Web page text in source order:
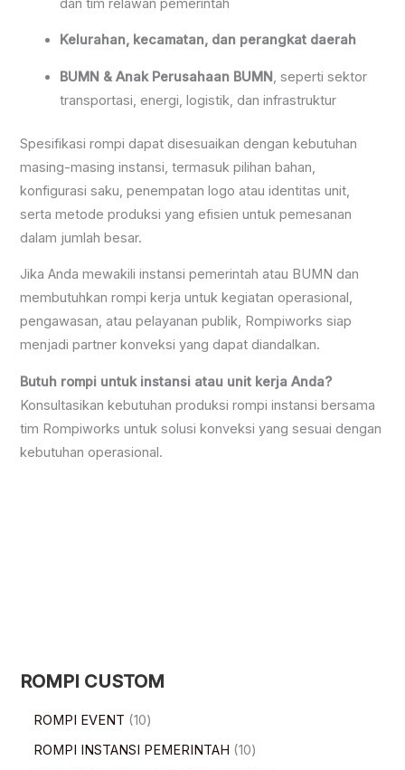
ROMPI CUSTOM
ROMPI EVENT
10
ROMPI INSTANSI PEMERINTAH
10
dan tim relawan pemerintah
Kelurahan, kecamatan, dan perangkat daerah
BUMN & Anak Perusahaan BUMN, seperti sektor
transportasi, energi, logistik, dan infrastruktur
Spesifikasi rompi dapat disesuaikan dengan kebutuhan
masing-masing instansi, termasuk pilihan bahan,
konfigurasi saku, penempatan logo atau identitas unit,
serta metode produksi yang efisien untuk pemesanan
dalam jumlah besar.
Jika Anda mewakili instansi pemerintah atau BUMN dan
membutuhkan rompi kerja untuk kegiatan operasional,
pengawasan, atau pelayanan publik, Rompiworks siap
menjadi partner konveksi yang dapat diandalkan.
Butuh rompi untuk instansi atau unit kerja Anda?
Konsultasikan kebutuhan produksi rompi instansi bersama
tim Rompiworks untuk solusi konveksi yang sesuai dengan
kebutuhan operasional.